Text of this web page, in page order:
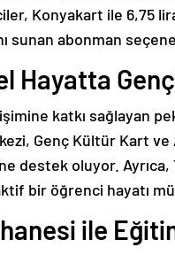
Konyakart ile 6,75
sunan abonman
Hayatta
katkı sağlayan
Genç Kültür Kart ve
destek oluyor. Ayrıca,
bir öğrenci hayatı
ile